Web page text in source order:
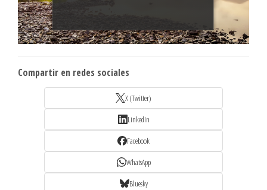
Compartir en redes sociales
X (Twitter)
LinkedIn
Facebook
WhatsApp
Bluesky